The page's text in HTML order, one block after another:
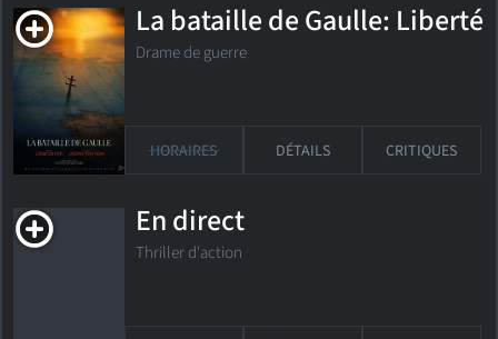
La bataille de Gaulle: Liberté
Drame de guerre
HORAIRES DÉTAILS CRITIQUES
En direct
Thriller d'action